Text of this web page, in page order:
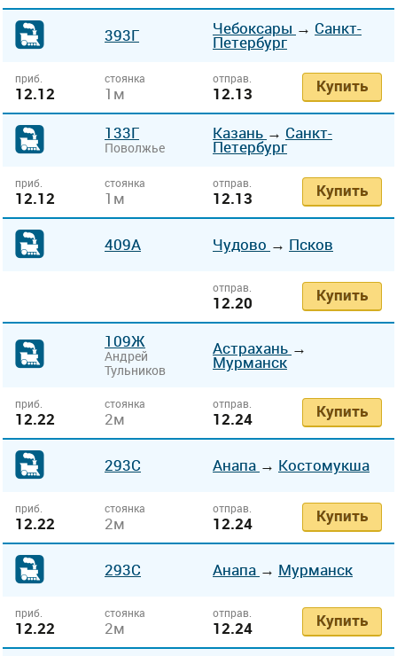
393Г Чебоксары → Санкт-
Петербург
приб.
12.12
стоянка
1м
отправ.
12.13 Купить
133Г
Поволжье
Казань → Санкт-
Петербург
приб.
12.12
стоянка
1м
отправ.
12.13 Купить
409А Чудово → Псков
отправ.
12.20 Купить
109Ж
Андрей
Тульников
Астрахань →
Мурманск
приб.
12.22
стоянка
2м
отправ.
12.24 Купить
293С Анапа → Костомукша
приб.
12.22
стоянка
2м
отправ.
12.24 Купить
293С Анапа → Мурманск
приб.
12.22
стоянка
2м
отправ.
12.24 Купить